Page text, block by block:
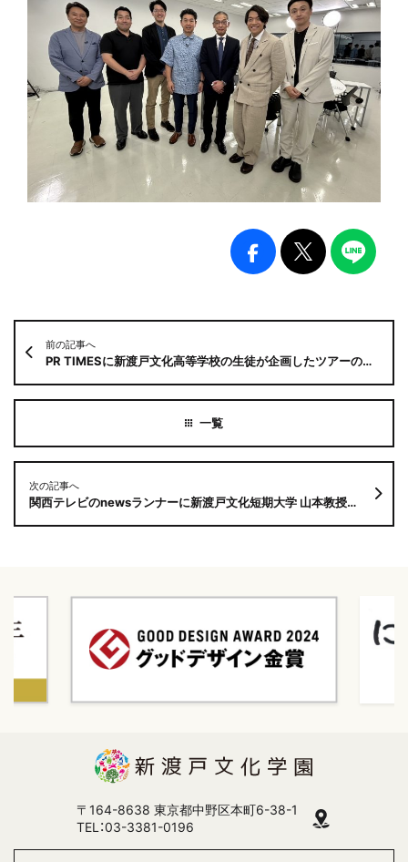
前の記事へ
PR TIMESに新渡戸文化高等学校の生徒が企画したツアーの記事が掲載されました！
次の記事へ
関西テレビのnewsランナーに新渡戸文化短期大学 山本教授がリモート出演します！
〒164-8638 東京都中野区本町6-38-1
TEL：03-3381-0196